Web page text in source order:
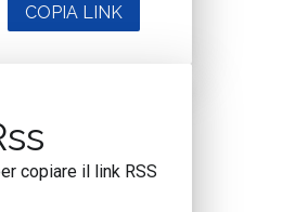
COPIA LINK
copiare il link RSS